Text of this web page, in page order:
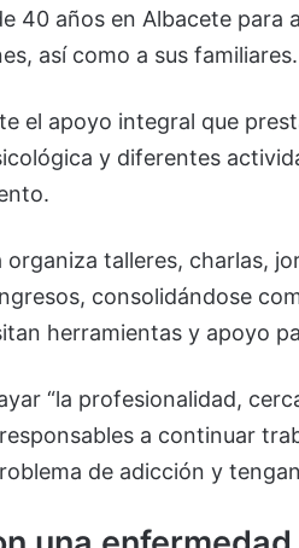
40 años en Albacete para
así como a sus familiares.
el apoyo integral que
y diferentes
organiza talleres, charlas,
consolidándose
herramientas y apoyo
“la profesionalidad,
a continuar
de adicción y